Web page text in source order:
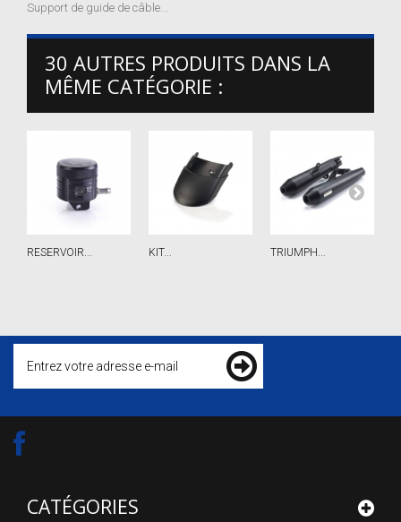
Support de guide de câble...
30 AUTRES PRODUITS DANS LA
MÊME CATÉGORIE :
RESERVOIR... KIT... TRIUMPH...
CATÉGORIES